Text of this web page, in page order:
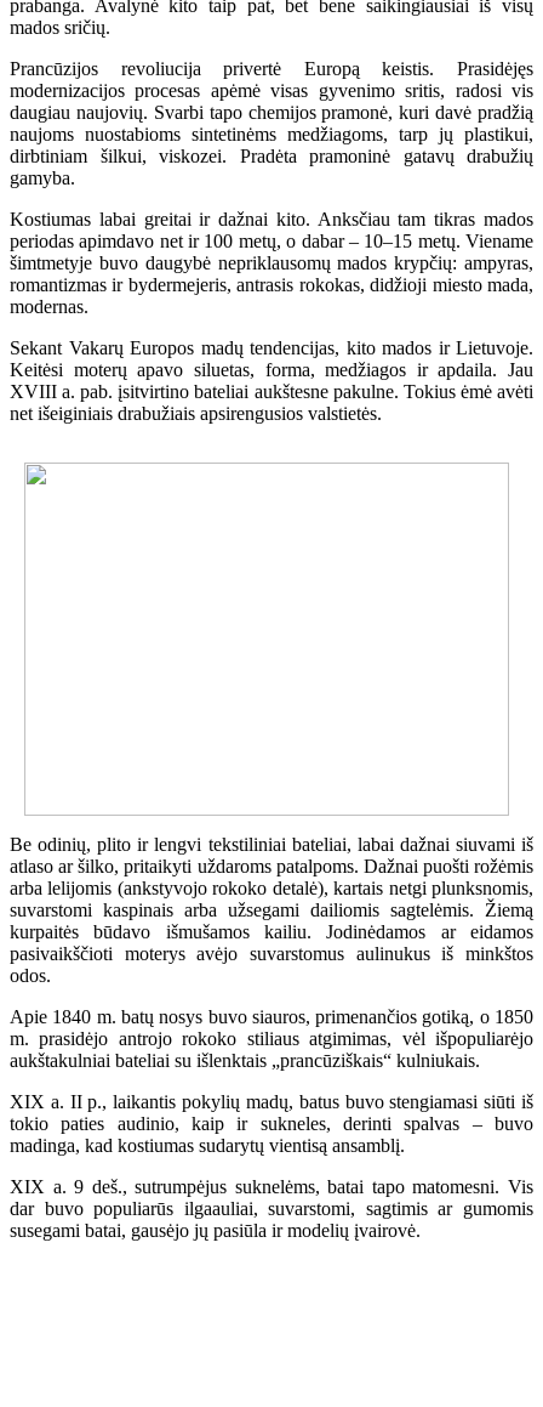
prabanga. Avalynė kito taip pat, bet bene saikingiausiai iš visų
mados sričių.
Prancūzijos revoliucija privertė Europą keistis. Prasidėjęs
modernizacijos procesas apėmė visas gyvenimo sritis, radosi vis
daugiau naujovių. Svarbi tapo chemijos pramonė, kuri davė pradžią
naujoms nuostabioms sintetinėms medžiagoms, tarp jų plastikui,
dirbtiniam šilkui, viskozei. Pradėta pramoninė gatavų drabužių
gamyba.
Kostiumas labai greitai ir dažnai kito. Anksčiau tam tikras mados
periodas apimdavo net ir 100 metų, o dabar – 10–15 metų. Viename
šimtmetyje buvo daugybė nepriklausomų mados krypčių: ampyras,
romantizmas ir bydermejeris, antrasis rokokas, didžioji miesto mada,
modernas.
Sekant Vakarų Europos madų tendencijas, kito mados ir Lietuvoje.
Keitėsi moterų apavo siluetas, forma, medžiagos ir apdaila. Jau
XVIII a. pab. įsitvirtino bateliai aukštesne pakulne. Tokius ėmė avėti
net išeiginiais drabužiais apsirengusios valstietės.
Be odinių, plito ir lengvi tekstiliniai bateliai, labai dažnai siuvami iš
atlaso ar šilko, pritaikyti uždaroms patalpoms. Dažnai puošti rožėmis
arba lelijomis (ankstyvojo rokoko detalė), kartais netgi plunksnomis,
suvarstomi kaspinais arba užsegami dailiomis sagtelėmis. Žiemą
kurpaitės būdavo išmušamos kailiu. Jodinėdamos ar eidamos
pasivaikščioti moterys avėjo suvarstomus aulinukus iš minkštos
odos.
Apie 1840 m. batų nosys buvo siauros, primenančios gotiką, o 1850
m. prasidėjo antrojo rokoko stiliaus atgimimas, vėl išpopuliarėjo
aukštakulniai bateliai su išlenktais „prancūziškais“ kulniukais.
XIX a. II p., laikantis pokylių madų, batus buvo stengiamasi siūti iš
tokio paties audinio, kaip ir sukneles, derinti spalvas – buvo
madinga, kad kostiumas sudarytų vientisą ansamblį.
XIX a. 9 deš., sutrumpėjus suknelėms, batai tapo matomesni. Vis
dar buvo populiarūs ilgaauliai, suvarstomi, sagtimis ar gumomis
susegami batai, gausėjo jų pasiūla ir modelių įvairovė.